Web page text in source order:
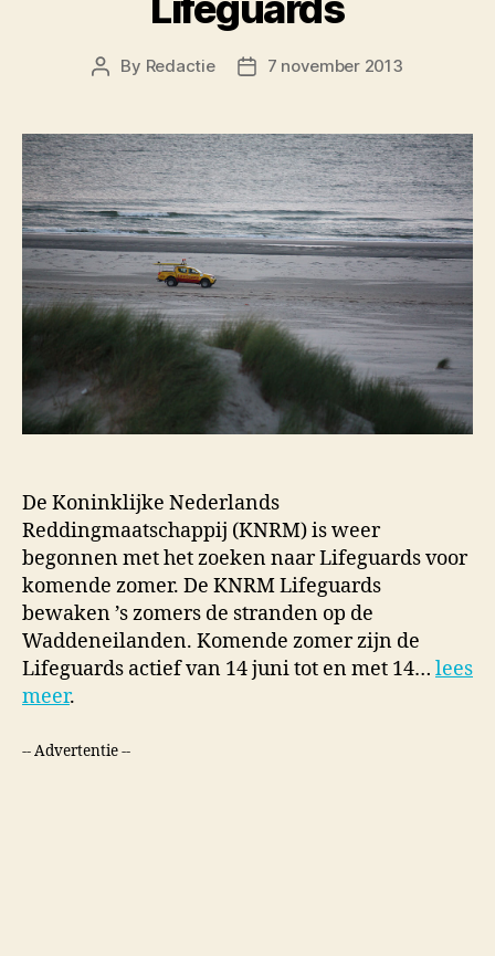
Post
By Redactie
Post7 november 2013
De Koninklijke Nederlands
Reddingmaatschappij (KNRM) is weer
begonnen met het zoeken naar Lifeguards voor
komende zomer. De KNRM Lifeguards
bewaken ’s zomers de stranden op de
Waddeneilanden. Komende zomer zijn de
Lifeguards actief van 14 juni tot en met 14… lees
meer.
-- Advertentie --